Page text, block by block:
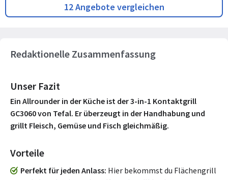
12 Angebote vergleichen
Redaktionelle Zusammenfassung
Unser Fazit
Ein Allrounder in der Küche ist der 3-in-1 Kontaktgrill
GC3060 von Tefal. Er überzeugt in der Handhabung und
grillt Fleisch, Gemüse und Fisch gleichmäßig.
Vorteile
Perfekt für jeden Anlass Hier bekommst du Flächengrill